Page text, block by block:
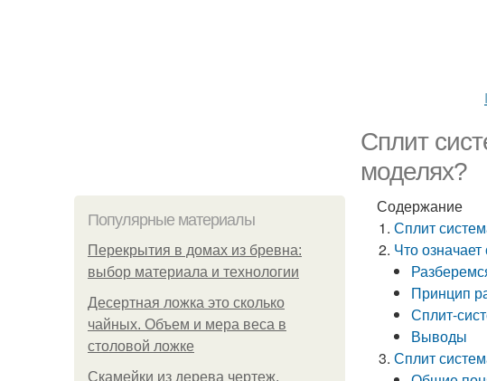
Сплит
моделях?
Популярные материалы
Перекрытия в домах из бревна:
выбор материала и технологии
Десертная ложка это сколько
чайных. Объем и мера веса в
столовой ложке
Скамейки из дерева чертеж.
Содержание
Сплит
Что
Принцип
Сплит-
Выводы
Сплит